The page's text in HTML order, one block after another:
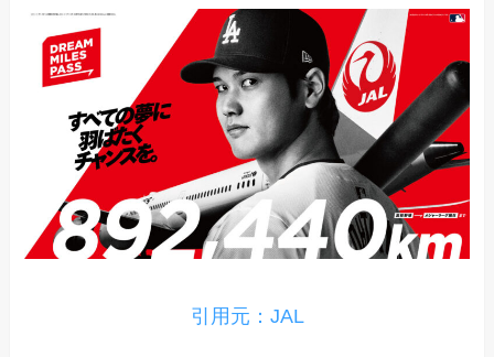
引用元：JAL